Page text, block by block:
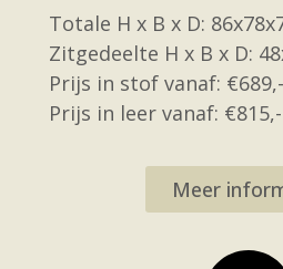
Totale H x B x D:
Zitgedeelte H x B x D:
Prijs in stof vanaf: €689,-
Prijs in leer vanaf: €815,-
Meer